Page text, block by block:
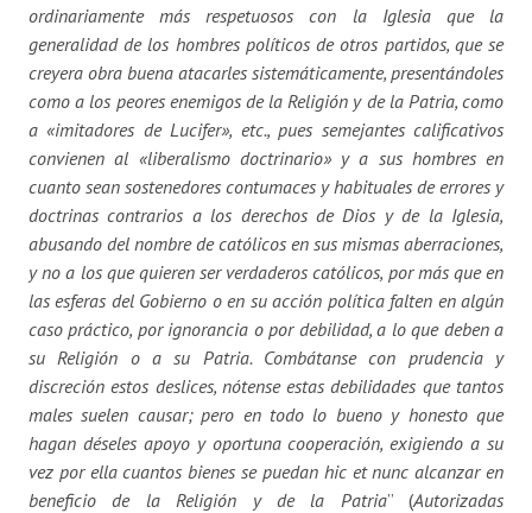
ordinariamente más respetuosos con la Iglesia que la
generalidad de los hombres políticos de otros partidos, que se
creyera obra buena atacarles sistemáticamente, presentándoles
como a los peores enemigos de la Religión y de la Patria, como
a «imitadores de Lucifer», etc., pues semejantes calificativos
convienen al «liberalismo doctrinario» y a sus hombres en
cuanto sean sostenedores contumaces y habituales de errores y
doctrinas contrarios a los derechos de Dios y de la Iglesia,
abusando del nombre de católicos en sus mismas aberraciones,
y no a los que quieren ser verdaderos católicos, por más que en
las esferas del Gobierno o en su acción política falten en algún
caso práctico, por ignorancia o por debilidad, a lo que deben a
su Religión o a su Patria. Combátanse con prudencia y
discreción estos deslices, nótense estas debilidades que tantos
males suelen causar; pero en todo lo bueno y honesto que
hagan déseles apoyo y oportuna cooperación, exigiendo a su
vez por ella cuantos bienes se puedan hic et nunc alcanzar en
beneficio de la Religión y de la Patria” (Autorizadas